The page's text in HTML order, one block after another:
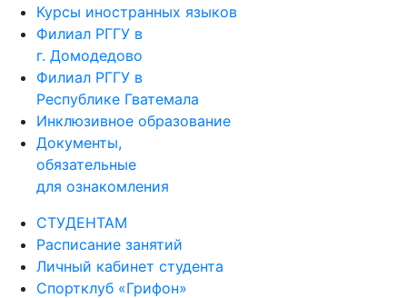
Курсы иностранных языков
Филиал РГГУ в
г. Домодедово
Филиал РГГУ в
Республике Гватемала
Инклюзивное образование
Документы,
обязательные
для ознакомления
СТУДЕНТАМ
Расписание занятий
Личный кабинет студента
Спортклуб «Грифон»